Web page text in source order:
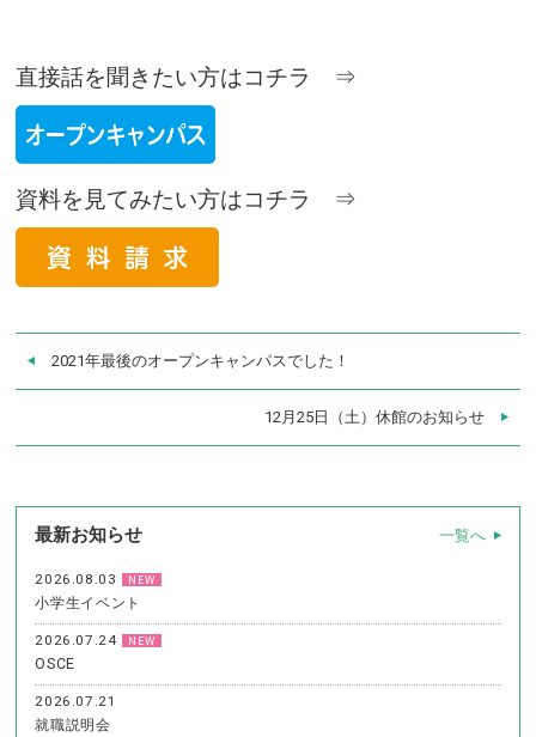
直接話を聞きたい方はコチラ ⇒
資料を見てみたい方はコチラ ⇒
2021年最後のオープンキャンパスでした！
12月25日（土）休館のお知らせ
最新お知らせ 一覧へ
2026.08.03 NEW
小学生イベント
2026.07.24 NEW
OSCE
2026.07.21
就職説明会